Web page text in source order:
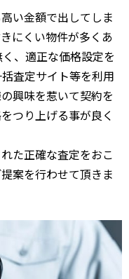
い金額で出してしま
にくい物件が多くあ
、適正な価格設定を
査定サイト等を利用
興味を惹いて契約を
つり上げる事が良く
た正確な査定をおこ
案を行わせて頂きま